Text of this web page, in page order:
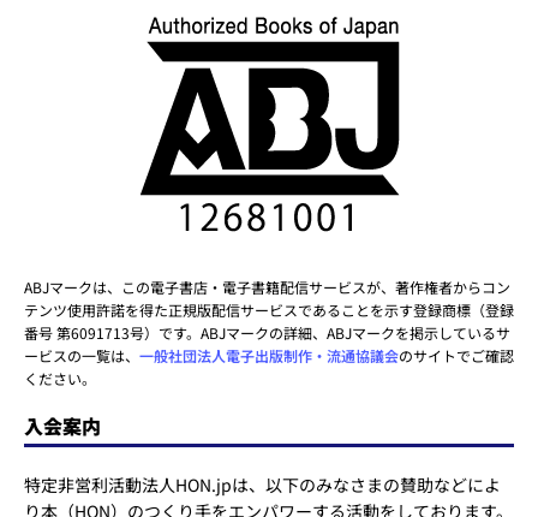
ABJマークは、この電子書店・電子書籍配信サービスが、著作権者からコン
テンツ使用許諾を得た正規版配信サービスであることを示す登録商標（登録
番号 第6091713号）です。ABJマークの詳細、ABJマークを掲示しているサ
ービスの一覧は、 一般社団法人電子出版制作・流通協議会のサイトでご確認
ください。
入会案内
特定非営利活動法人HON.jpは、以下のみなさまの賛助などによ
り本（HON）のつくり手をエンパワーする活動をしております。